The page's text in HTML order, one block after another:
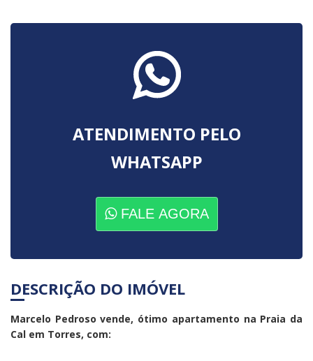
ATENDIMENTO PELO
WHATSAPP
FALE AGORA
DESCRIÇÃO DO IMÓVEL
Marcelo Pedroso vende, ótimo apartamento na Praia da
Cal em Torres, com: